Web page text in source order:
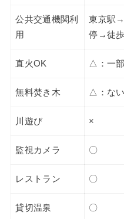
公共交通機関利
用
東京駅
停→徒
直火OK △：一
無料焚き木 △：な
川遊び ×
監視カメラ 〇
レストラン 〇
貸切温泉 〇